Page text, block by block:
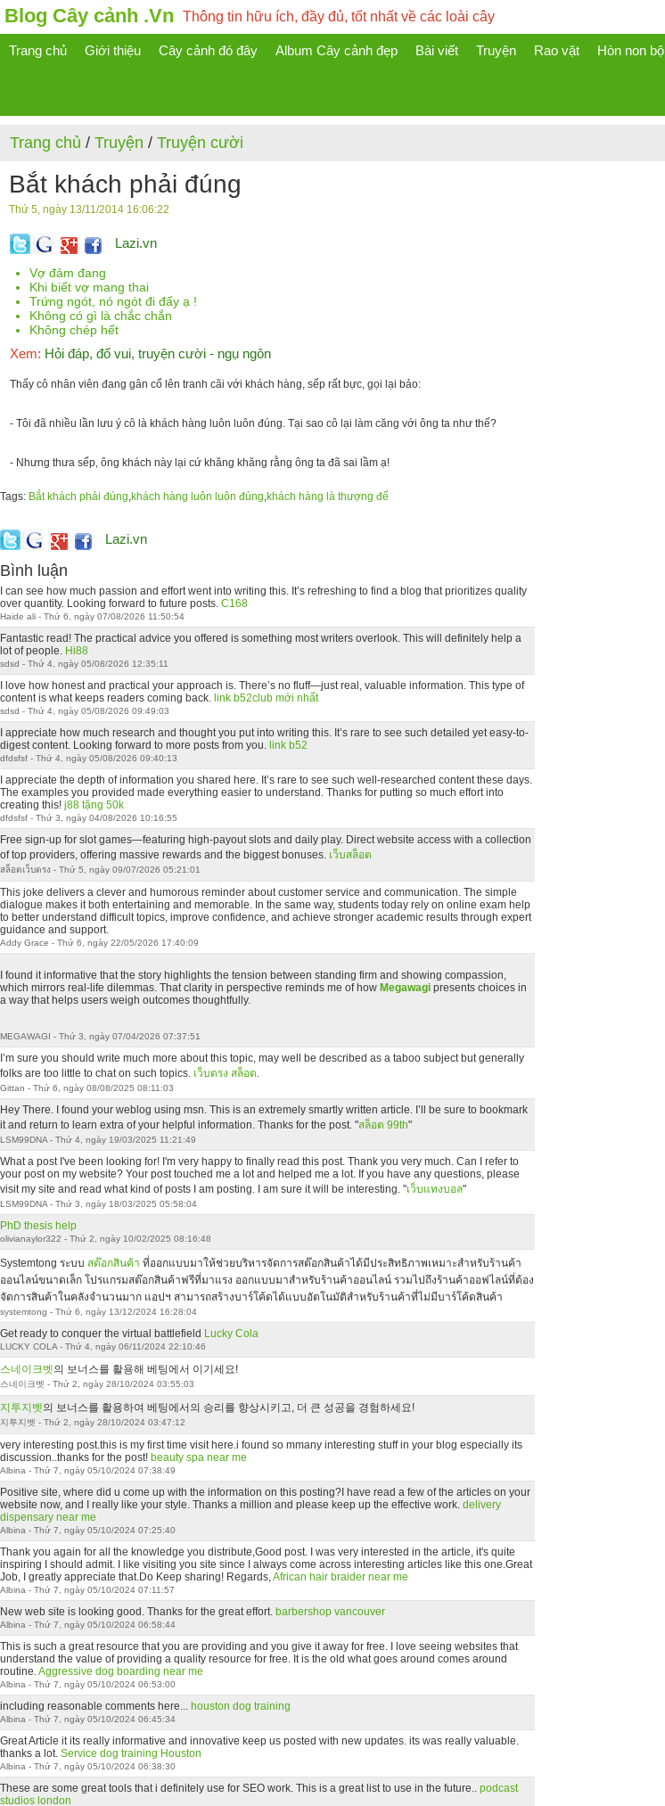
Blog Cây cảnh .Vn Thông tin hữu ích, đầy đủ, tốt nhất về các loài cây
Trang chủ Giới thiệu Cây cảnh đó đây Album Cây cảnh đẹp Bài viết Truyện Rao vặt Hòn non bộ
Trang chủ / Truyện / Truyện cười
Bắt khách phải đúng
Thứ 5, ngày 13/11/2014 16:06:22
Lazi.vn
Vợ đảm đang
Khi biết vợ mang thai
Trứng ngót, nó ngót đi đấy ạ !
Không có gì là chắc chắn
Không chép hết
Xem: Hỏi đáp, đố vui, truyện cười - ngụ ngôn
Thấy cô nhân viên đang gân cổ lên tranh cãi với khách hàng, sếp rất bực, gọi lại bảo:
- Tôi đã nhiều lần lưu ý cô là khách hàng luôn luôn đúng. Tại sao cô lại làm căng với ông ta như thế?
- Nhưng thưa sếp, ông khách này lại cứ khăng khăng rằng ông ta đã sai lầm ạ!
Tags: Bắt khách phải đúng,khách hàng luôn luôn đúng,khách hàng là thượng đế
Lazi.vn
Bình luận
I can see how much passion and effort went into writing this. It’s refreshing to find a blog that prioritizes quality
over quantity. Looking forward to future posts. C168
Haide ali - Thứ 6, ngày 07/08/2026 11:50:54
Fantastic read! The practical advice you offered is something most writers overlook. This will definitely help a
lot of people. Hi88
sdsd - Thứ 4, ngày 05/08/2026 12:35:11
I love how honest and practical your approach is. There’s no fluff—just real, valuable information. This type of
content is what keeps readers coming back. link b52club mới nhất
sdsd - Thứ 4, ngày 05/08/2026 09:49:03
I appreciate how much research and thought you put into writing this. It’s rare to see such detailed yet easy-to-
digest content. Looking forward to more posts from you. link b52
dfdsfsf - Thứ 4, ngày 05/08/2026 09:40:13
I appreciate the depth of information you shared here. It’s rare to see such well-researched content these days.
The examples you provided made everything easier to understand. Thanks for putting so much effort into
creating this! j88 tặng 50k
dfdsfsf - Thứ 3, ngày 04/08/2026 10:16:55
Free sign-up for slot games—featuring high-payout slots and daily play. Direct website access with a collection
of top providers, offering massive rewards and the biggest bonuses. เว็บสล็อต
สล็อตเว็บตรง - Thứ 5, ngày 09/07/2026 05:21:01
This joke delivers a clever and humorous reminder about customer service and communication. The simple
dialogue makes it both entertaining and memorable. In the same way, students today rely on online exam help
to better understand difficult topics, improve confidence, and achieve stronger academic results through expert
guidance and support.
Addy Grace - Thứ 6, ngày 22/05/2026 17:40:09
I found it informative that the story highlights the tension between standing firm and showing compassion,
which mirrors real-life dilemmas. That clarity in perspective reminds me of how Megawagi presents choices in
a way that helps users weigh outcomes thoughtfully.
MEGAWAGI - Thứ 3, ngày 07/04/2026 07:37:51
I’m sure you should write much more about this topic, may well be described as a taboo subject but generally
folks are too little to chat on such topics. เว็บตรง สล็อต.
Gittan - Thứ 6, ngày 08/08/2025 08:11:03
Hey There. I found your weblog using msn. This is an extremely smartly written article. I’ll be sure to bookmark
it and return to learn extra of your helpful information. Thanks for the post. "สล็อต 99th"
LSM99DNA - Thứ 4, ngày 19/03/2025 11:21:49
What a post I've been looking for! I'm very happy to finally read this post. Thank you very much. Can I refer to
your post on my website? Your post touched me a lot and helped me a lot. If you have any questions, please
visit my site and read what kind of posts I am posting. I am sure it will be interesting. "เว็บแทงบอล"
LSM99DNA - Thứ 3, ngày 18/03/2025 05:58:04
PhD thesis help
olivianaylor322 - Thứ 2, ngày 10/02/2025 08:16:48
Systemtong ระบบ สต๊อกสินค้า ที่ออกแบบมาให้ช่วยบริหารจัดการสต๊อกสินค้าได้มีประสิทธิภาพเหมาะสำหรับร้านค้า
ออนไลน์ขนาดเล็ก โปรแกรมสต๊อกสินค้าฟรีที่มาแรง ออกแบบมาสำหรับร้านค้าออนไลน์ รวมไปถึงร้านค้าออฟไลน์ที่ต้อง
จัดการสินค้าในคลังจำนวนมาก แอปฯ สามารถสร้างบาร์โค้ดได้แบบอัตโนมัติสำหรับร้านค้าที่ไม่มีบาร์โค้ดสินค้า
systemtong - Thứ 6, ngày 13/12/2024 16:28:04
Get ready to conquer the virtual battlefield Lucky Cola
LUCKY COLA - Thứ 4, ngày 06/11/2024 22:10:46
스네이크벳의 보너스를 활용해 베팅에서 이기세요!
스네이크벳 - Thứ 2, ngày 28/10/2024 03:55:03
지투지벳의 보너스를 활용하여 베팅에서의 승리를 향상시키고, 더 큰 성공을 경험하세요!
지투지벳 - Thứ 2, ngày 28/10/2024 03:47:12
very interesting post.this is my first time visit here.i found so mmany interesting stuff in your blog especially its
discussion..thanks for the post! beauty spa near me
Albina - Thứ 7, ngày 05/10/2024 07:38:49
Positive site, where did u come up with the information on this posting?I have read a few of the articles on your
website now, and I really like your style. Thanks a million and please keep up the effective work. delivery
dispensary near me
Albina - Thứ 7, ngày 05/10/2024 07:25:40
Thank you again for all the knowledge you distribute,Good post. I was very interested in the article, it's quite
inspiring I should admit. I like visiting you site since I always come across interesting articles like this one.Great
Job, I greatly appreciate that.Do Keep sharing! Regards,African hair braider near me
Albina - Thứ 7, ngày 05/10/2024 07:11:57
New web site is looking good. Thanks for the great effort. barbershop vancouver
Albina - Thứ 7, ngày 05/10/2024 06:58:44
This is such a great resource that you are providing and you give it away for free. I love seeing websites that
understand the value of providing a quality resource for free. It is the old what goes around comes around
routine.Aggressive dog boarding near me
Albina - Thứ 7, ngày 05/10/2024 06:53:00
including reasonable comments here... houston dog training
Albina - Thứ 7, ngày 05/10/2024 06:45:34
Great Article it its really informative and innovative keep us posted with new updates. its was really valuable.
thanks a lot. Service dog training Houston
Albina - Thứ 7, ngày 05/10/2024 06:38:30
These are some great tools that i definitely use for SEO work. This is a great list to use in the future.. podcast
studios london